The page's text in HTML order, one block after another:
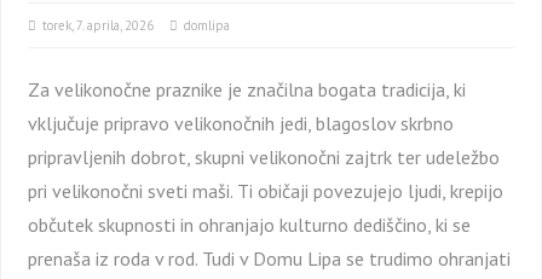
torek, 7. aprila, 2026 domlipa
Za velikonočne praznike je značilna bogata tradicija, ki
vključuje pripravo velikonočnih jedi, blagoslov skrbno
pripravljenih dobrot, skupni velikonočni zajtrk ter udeležbo
pri velikonočni sveti maši. Ti običaji povezujejo ljudi, krepijo
občutek skupnosti in ohranjajo kulturno dediščino, ki se
prenaša iz roda v rod. Tudi v Domu Lipa se trudimo ohranjati